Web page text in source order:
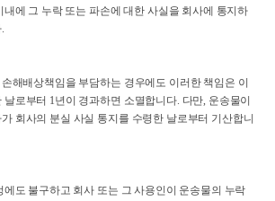
내에 그 누락 또는 파손에 대한 사실을 회사에 통지하
해배상책임을 부담하는 경우에도 이러한 책임은 이
로부터 1년이 경과하면 소멸합니다. 다만, 운송물이
회사의 분실 사실 통지를 수령한 날로부터 기산합니
도 불구하고 회사 또는 그 사용인이 운송물의 누락